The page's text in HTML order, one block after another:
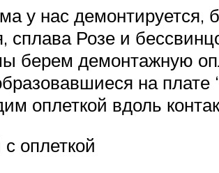
у нас демонтируется,
сплава Розе и
берем демонтажную
на
оплеткой вдоль
оплеткой